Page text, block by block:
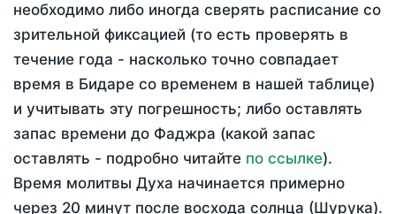
необходимо либо иногда сверять расписание со
зрительной фиксацией (то есть проверять в
течение года - насколько точно совпадает
время в Бидаре со временем в нашей таблице)
и учитывать эту погрешность; либо оставлять
запас времени до Фаджра (какой запас
оставлять - подробно читайте по ссылке).
Время молитвы Духа начинается примерно
через 20 минут после восхода солнца (Шурука).